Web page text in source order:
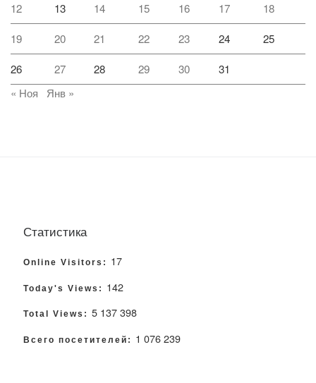
12 13 14 15 16 17 18
19 20 21 22 23 24 25
26 27 28 29 30
31
« Ноя
Янв »
Статистика
Online Visitors: 17
Today's Views: 142
Total Views: 5 137 398
Всего посетителей: 1 076 239